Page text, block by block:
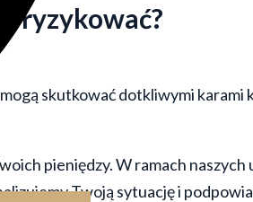
ryzykować?
mogą skutkować dotkliwymi
pieniędzy. W ramach naszych
Twoją sytuację i